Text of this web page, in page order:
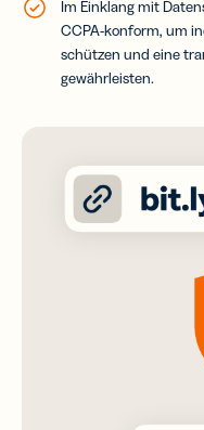
Im Einklang mit
CCPA-konform, um
schützen und eine
gewährleisten.